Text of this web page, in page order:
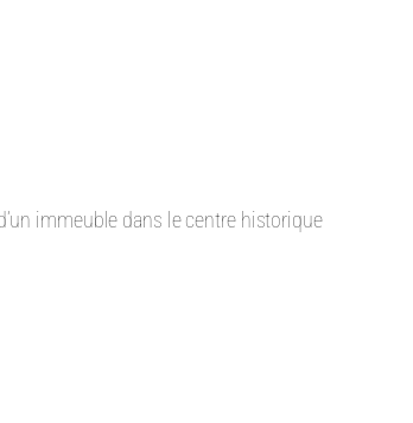
immeuble dans le centre historique